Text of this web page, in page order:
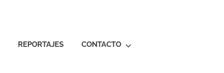
REPORTAJES CONTACTO